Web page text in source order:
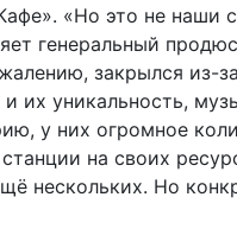
«Но это не наши
генеральный
закрылся из-
и их уникальность,
у них огромное
на своих
нескольких. Но